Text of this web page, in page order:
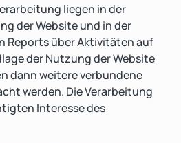
liegen in der
der Website und in der
Reports über Aktivitäten auf
der Nutzung der Website
dann weitere verbundene
werden. Die Verarbeitung
Interesse des